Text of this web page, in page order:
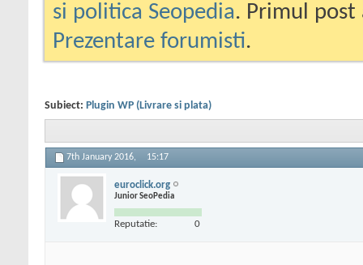
si politica Seopedia. Primul
Prezentare forumisti.
Subiect: Plugin WP (Livrare si plata)
7th January 2016, 15:17
euroclick.org
Junior SeoPedia
Reputatie: 0